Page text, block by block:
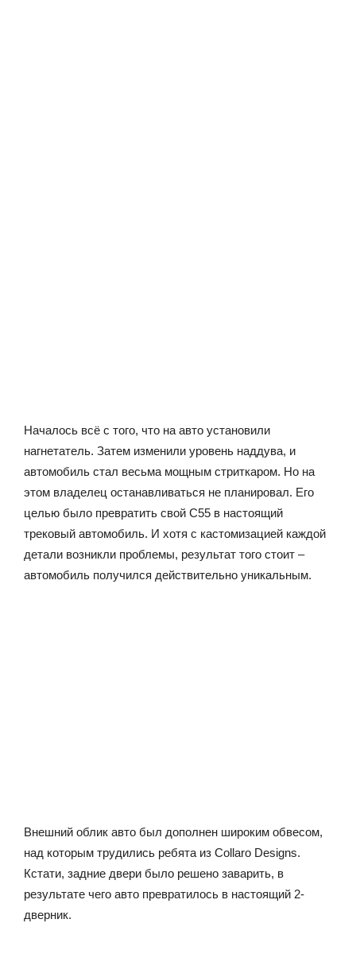
Началось всё с того, что на авто установили
нагнетатель. Затем изменили уровень наддува, и
автомобиль стал весьма мощным стриткаром. Но на
этом владелец останавливаться не планировал. Его
целью было превратить свой C55 в настоящий
трековый автомобиль. И хотя с кастомизацией каждой
детали возникли проблемы, результат того стоит –
автомобиль получился действительно уникальным.
Внешний облик авто был дополнен широким обвесом,
над которым трудились ребята из Collaro Designs.
Кстати, задние двери было решено заварить, в
результате чего авто превратилось в настоящий 2-
дверник.